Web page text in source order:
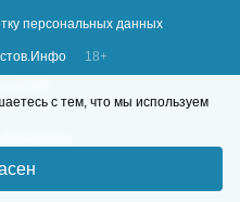
персональных данных
18+
с тем, что мы используем